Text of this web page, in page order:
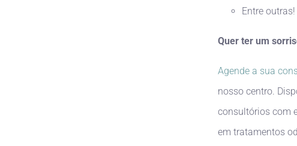
Entre outras!
Quer ter um
Agende a sua
nosso centro.
consultórios com
em tratamentos